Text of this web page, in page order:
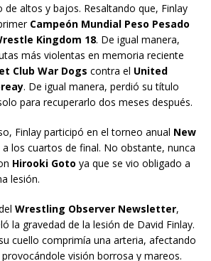
de altos y bajos. Resaltando que, Finlay
Campeón Mundial Peso Pesado
Kingdom 18. De igual manera,
más violentas en memoria reciente
Club War Dogs contra el United
. De igual manera, perdió su título
para recuperarlo dos meses después.
Finlay participó en el torneo anual New
a los cuartos de final. No obstante, nunca
Hirooki Goto ya que se vio obligado a
lesión.
Wrestling Observer Newsletter,
la gravedad de la lesión de David Finlay.
cuello comprimía una arteria, afectando
visión borrosa y mareos.